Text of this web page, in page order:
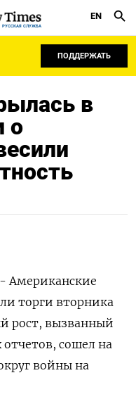
РУССКАЯ СЛУЖБА
EN
ПОДДЕРЖАТЬ
в
о
Американские
‌торги вторника
​рост, вызванный
‌сошел на
​войны ‌на